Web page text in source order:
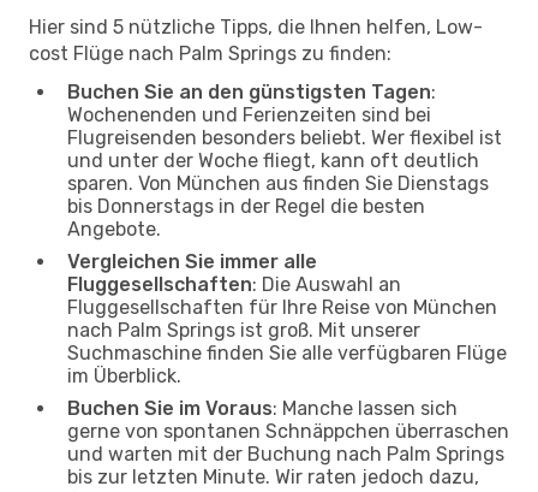
Hier sind 5 nützliche Tipps, die Ihnen helfen, Low-
cost Flüge nach Palm Springs zu finden:
Buchen Sie an den günstigsten Tagen:
Wochenenden und Ferienzeiten sind bei
Flugreisenden besonders beliebt. Wer flexibel ist
und unter der Woche fliegt, kann oft deutlich
sparen. Von München aus finden Sie Dienstags
bis Donnerstags in der Regel die besten
Angebote.
Vergleichen Sie immer alle
Fluggesellschaften: Die Auswahl an
Fluggesellschaften für Ihre Reise von München
nach Palm Springs ist groß. Mit unserer
Suchmaschine finden Sie alle verfügbaren Flüge
im Überblick.
Buchen Sie im Voraus: Manche lassen sich
gerne von spontanen Schnäppchen überraschen
und warten mit der Buchung nach Palm Springs
bis zur letzten Minute. Wir raten jedoch dazu,